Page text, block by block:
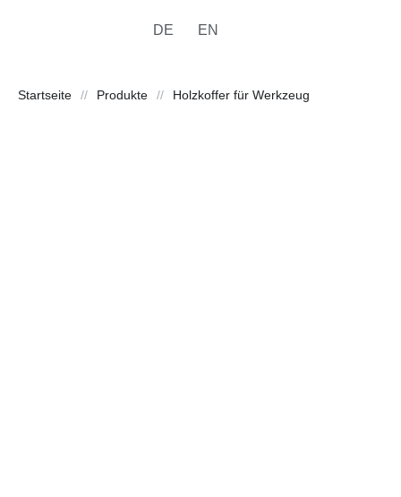
DE EN
Startseite // Produkte // Holzkoffer für Werkzeug